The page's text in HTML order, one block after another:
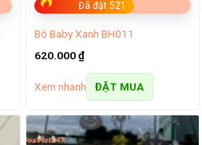
Đã đặt 521
Bó Baby Xanh BH011
620.000₫
Xem nhanh ĐẶT MUA